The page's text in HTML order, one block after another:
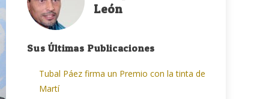
León
Sus Últimas Publicaciones
Tubal Páez firma un Premio con la tinta de
Martí